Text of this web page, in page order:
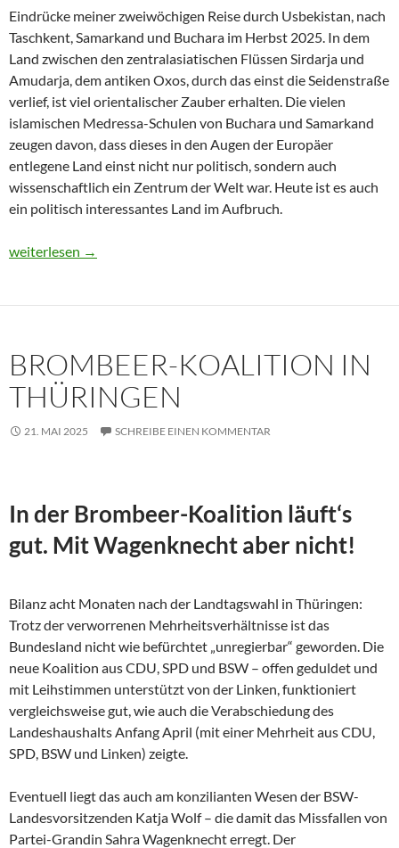
Eindrücke meiner zweiwöchigen Reise durch Usbekistan, nach
Taschkent, Samarkand und Buchara im Herbst 2025. In dem
Land zwischen den zentralasiatischen Flüssen Sirdarja und
Amudarja, dem antiken Oxos, durch das einst die Seidenstraße
verlief, ist viel orientalischer Zauber erhalten. Die vielen
islamischen Medressa-Schulen von Buchara und Samarkand
zeugen davon, dass dieses in den Augen der Europäer
entlegene Land einst nicht nur politisch, sondern auch
wissenschaftlich ein Zentrum der Welt war. Heute ist es auch
ein politisch interessantes Land im Aufbruch.
Usbekistan 2025: Unterwegs in einem Land im Aufbruch
weiterlesen →
BROMBEER-KOALITION IN
THÜRINGEN
21. MAI 2025 SCHREIBE EINEN KOMMENTAR
In der Brombeer-Koalition läuft‘s
gut. Mit Wagenknecht aber nicht!
Bilanz acht Monaten nach der Landtagswahl in Thüringen:
Trotz der verworrenen Mehrheitsverhältnisse ist das
Bundesland nicht wie befürchtet „unregierbar“ geworden. Die
neue Koalition aus CDU, SPD und BSW – offen geduldet und
mit Leihstimmen unterstützt von der Linken, funktioniert
vergleichsweise gut, wie auch die Verabschiedung des
Landeshaushalts Anfang April (mit einer Mehrheit aus CDU,
SPD, BSW und Linken) zeigte.
Eventuell liegt das auch am konzilianten Wesen der BSW-
Landesvorsitzenden Katja Wolf – die damit das Missfallen von
Partei-Grandin Sahra Wagenknecht erregt. Der